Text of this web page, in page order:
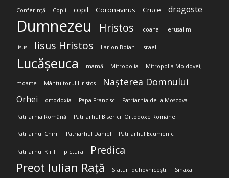
Conferință Copii copil Coronavirus Cruce dragoste
Dumnezeu Hristos Icoana Ierusalim
Iisus Iisus Hristos Ilarion Boian Israel
Lucășeuca mamă Mitropolia Mitropolia Moldovei;
moarte Mântuitorul Hristos Nașterea Domnului
Orhei ortodoxia Papa Francisc Patriarhia de la Moscova
Patriarhia Română Patriarhul Bisericii Ortodoxe Române
Patriarhul Chiril Patriarhul Daniel Patriarhul Ecumenic
Patriarhul Kirill pictura Predica
Preot Iulian Rață Sfaturi duhovnicești; Sinaxa